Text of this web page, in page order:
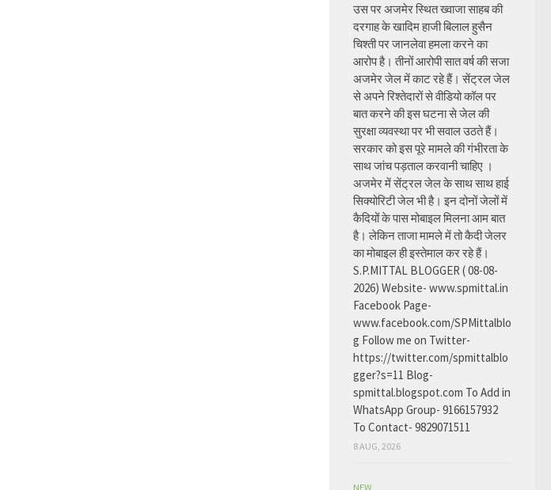
उस पर अजमेर स्थित ख्वाजा साहब की
दरगाह के खादिम हाजी बिलाल हुसैन
चिश्ती पर जानलेवा हमला करने का
आरोप है। तीनों आरोपी सात वर्ष की सजा
अजमेर जेल में काट रहे हैं। सेंट्रल जेल
से अपने रिश्तेदारों से वीडियो कॉल पर
बात करने की इस घटना से जेल की
सुरक्षा व्यवस्था पर भी सवाल उठते हैं।
सरकार को इस पूरे मामले की गंभीरता के
साथ जांच पड़ताल करवानी चाहिए ।
अजमेर में सेंट्रल जेल के साथ साथ हाई
सिक्योरिटी जेल भी है। इन दोनों जेलों में
कैदियों के पास मोबाइल मिलना आम बात
है। लेकिन ताजा मामले में तो कैदी जेलर
का मोबाइल ही इस्तेमाल कर रहे हैं।
S.P.MITTAL BLOGGER ( 08-08-
2026) Website- www.spmittal.in
Facebook Page-
www.facebook.com/SPMittalblo
g Follow me on Twitter-
https://twitter.com/spmittalblo
gger?s=11 Blog-
spmittal.blogspot.com To Add in
WhatsApp Group- 9166157932
To Contact- 9829071511
8 AUG, 2026
NEW